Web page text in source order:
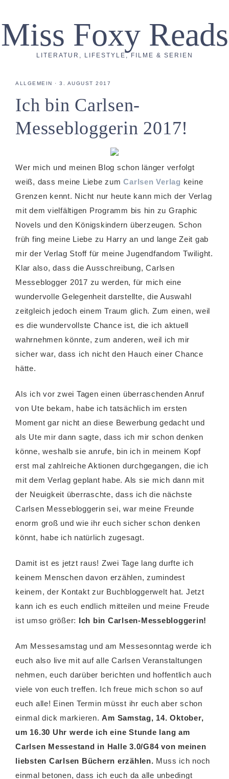
Miss Foxy Reads
LITERATUR, LIFESTYLE, FILME & SERIEN
ALLGEMEIN · 3. AUGUST 2017
Ich bin Carlsen-
Messebloggerin 2017!
Wer mich und meinen Blog schon länger verfolgt
weiß, dass meine Liebe zumCarlsen Verlag keine
Grenzen kennt. Nicht nur heute kann mich der Verlag
mit dem vielfältigen Programm bis hin zu Graphic
Novels und den Königskindern überzeugen. Schon
früh fing meine Liebe zu Harry an und lange Zeit gab
mir der Verlag Stoff für meine Jugendfandom Twilight.
Klar also, dass die Ausschreibung, Carlsen
Messeblogger 2017 zu werden, für mich eine
wundervolle Gelegenheit darstellte, die Auswahl
zeitgleich jedoch einem Traum glich. Zum einen, weil
es die wundervollste Chance ist, die ich aktuell
wahrnehmen könnte, zum anderen, weil ich mir
sicher war, dass ich nicht den Hauch einer Chance
hätte.
Als ich vor zwei Tagen einen überraschenden Anruf
von Ute bekam, habe ich tatsächlich im ersten
Moment gar nicht an diese Bewerbung gedacht und
als Ute mir dann sagte, dass ich mir schon denken
könne, weshalb sie anrufe, bin ich in meinem Kopf
erst mal zahlreiche Aktionen durchgegangen, die ich
mit dem Verlag geplant habe. Als sie mich dann mit
der Neuigkeit überraschte, dass ich die nächste
Carlsen Messebloggerin sei, war meine Freunde
enorm groß und wie ihr euch sicher schon denken
könnt, habe ich natürlich zugesagt.
Damit ist es jetzt raus! Zwei Tage lang durfte ich
keinem Menschen davon erzählen, zumindest
keinem, der Kontakt zur Buchbloggerwelt hat. Jetzt
kann ich es euch endlich mitteilen und meine Freude
ist umso größer: Ich bin Carlsen-Messebloggerin!
Am Messesamstag und am Messesonntag werde ich
euch also live mit auf alle Carlsen Veranstaltungen
nehmen, euch darüber berichten und hoffentlich auch
viele von euch treffen. Ich freue mich schon so auf
euch alle! Einen Termin müsst ihr euch aber schon
einmal dick markieren.Am Samstag, 14. Oktober,
um 16.30 Uhr werde ich eine Stunde lang am
Carlsen Messestand in Halle 3.0/G84 von meinen
liebsten Carlsen Büchern erzählen. Muss ich noch
einmal betonen, dass ich euch da alle unbedingt